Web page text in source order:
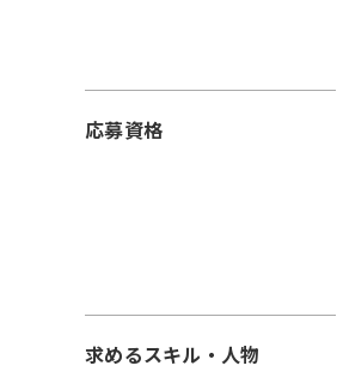
応募資格
求めるスキル・人物